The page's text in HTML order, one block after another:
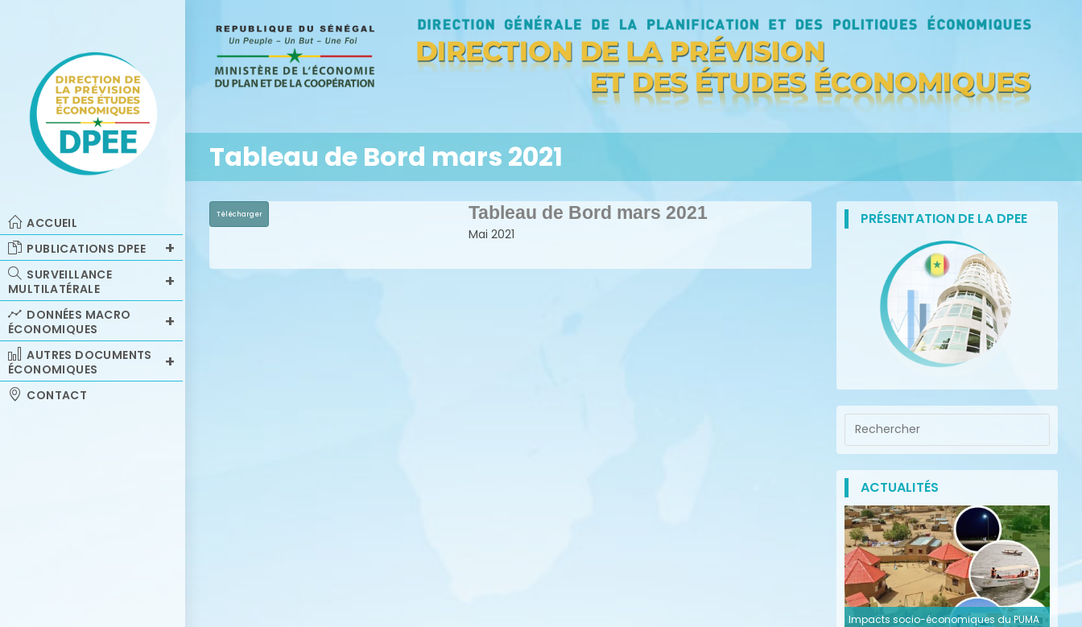
ACCUEIL
PUBLICATIONS DPEE
SURVEILLANCE
MULTILATÉRALE
DONNÉES MACRO
ÉCONOMIQUES
AUTRES DOCUMENTS
ÉCONOMIQUES
CONTACT
Tableau de Bord mars 2021
Télécharger Tableau de Bord mars 2021
Mai 2021
PRÉSENTATION DE LA DPEE
ACTUALITÉS
Impacts socio-économiques du PUMA